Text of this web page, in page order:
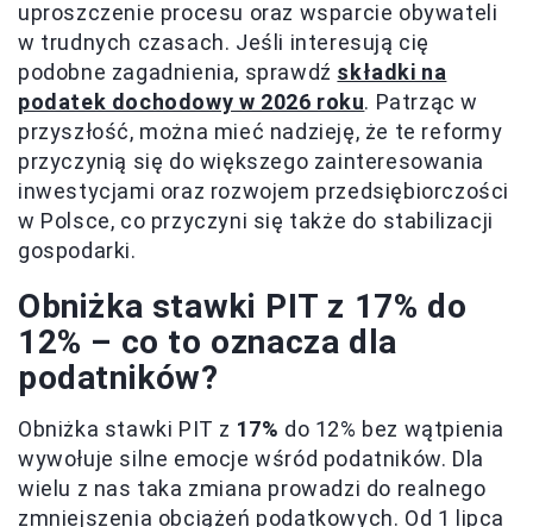
uproszczenie procesu oraz wsparcie obywateli
w trudnych czasach. Jeśli interesują cię
podobne zagadnienia, sprawdź składki na
podatek dochodowy w 2026 roku. Patrząc w
przyszłość, można mieć nadzieję, że te reformy
przyczynią się do większego zainteresowania
inwestycjami oraz rozwojem przedsiębiorczości
w Polsce, co przyczyni się także do stabilizacji
gospodarki.
Obniżka stawki PIT z 17% do
12% – co to oznacza dla
podatników?
Obniżka stawki PIT z 17% do 12% bez wątpienia
wywołuje silne emocje wśród podatników. Dla
wielu z nas taka zmiana prowadzi do realnego
zmniejszenia obciążeń podatkowych. Od 1 lipca